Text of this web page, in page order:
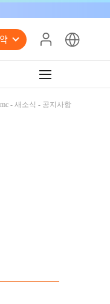
- 새소식 - 공지사항